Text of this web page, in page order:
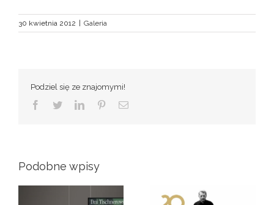
30 kwietnia 2012 | Galeria
Podziel się ze znajomymi!
Facebook
TwitterLinkedInPinterestEmail
Podobne wpisy